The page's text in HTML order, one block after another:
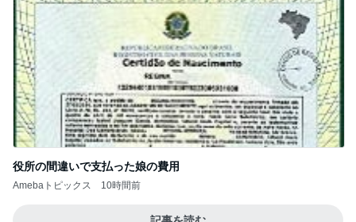
役所の間違いで支払った娘の費用
Amebaトピックス 10時間前